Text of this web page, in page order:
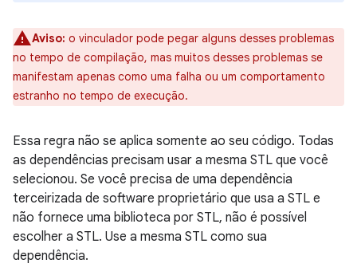
Aviso: o vinculador pode pegar alguns desses problemas
no tempo de compilação, mas muitos desses problemas se
manifestam apenas como uma falha ou um comportamento
estranho no tempo de execução.
Essa regra não se aplica somente ao seu código. Todas
as dependências precisam usar a mesma STL que você
selecionou. Se você precisa de uma dependência
terceirizada de software proprietário que usa a STL e
não fornece uma biblioteca por STL, não é possível
escolher a STL. Use a mesma STL como sua
dependência.